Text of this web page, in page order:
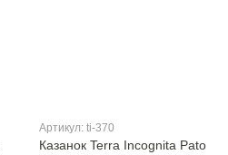
Артикул: ti-370
Казанок Terra Incognita Pato